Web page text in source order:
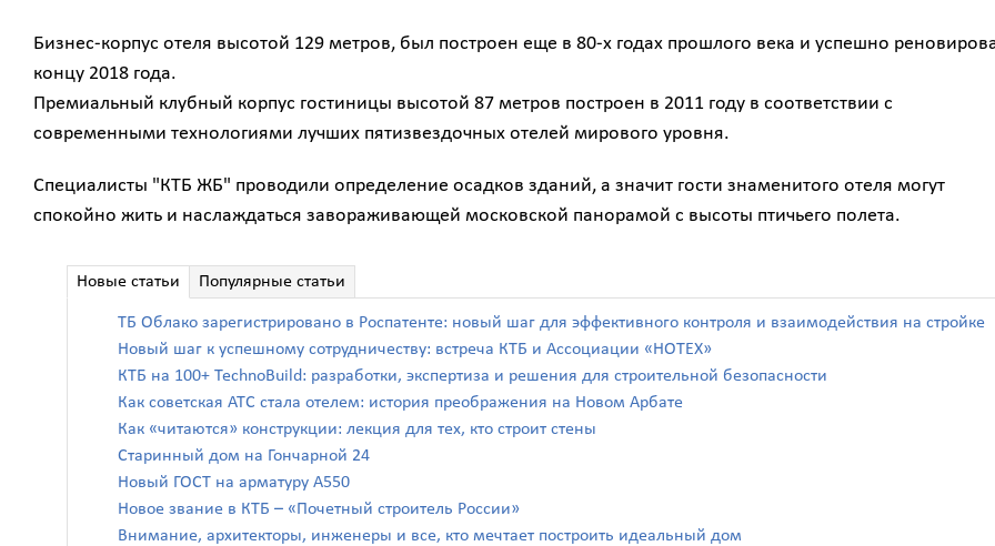
Бизнес-корпус отеля высотой 129 метров, был построен еще в 80-х годах прошлого века и успешно
концу 2018 года.
Премиальный клубный корпус гостиницы высотой 87 метров построен в 2011 году в соответствии с
современными технологиями лучших пятизвездочных отелей мирового уровня.
Специалисты "КТБ ЖБ" проводили определение осадков зданий, а значит гости знаменитого отеля могут
спокойно жить и наслаждаться завораживающей московской панорамой с высоты птичьего полета.
Новые статьи Популярные статьи
ТБ Облако зарегистрировано в Роспатенте: новый шаг для эффективного контроля и взаимодействия на стройке
Новый шаг к успешному сотрудничеству: встреча КТБ и Ассоциации «НОТЕХ»
КТБ на 100+ TechnoBuild: разработки, экспертиза и решения для строительной безопасности
Как советская АТС стала отелем: история преображения на Новом Арбате
Как «читаются» конструкции: лекция для тех, кто строит стены
Старинный дом на Гончарной 24
Новый ГОСТ на арматуру А550
Новое звание в КТБ – «Почетный строитель России»
Внимание, архитекторы, инженеры и все, кто мечтает построить идеальный дом